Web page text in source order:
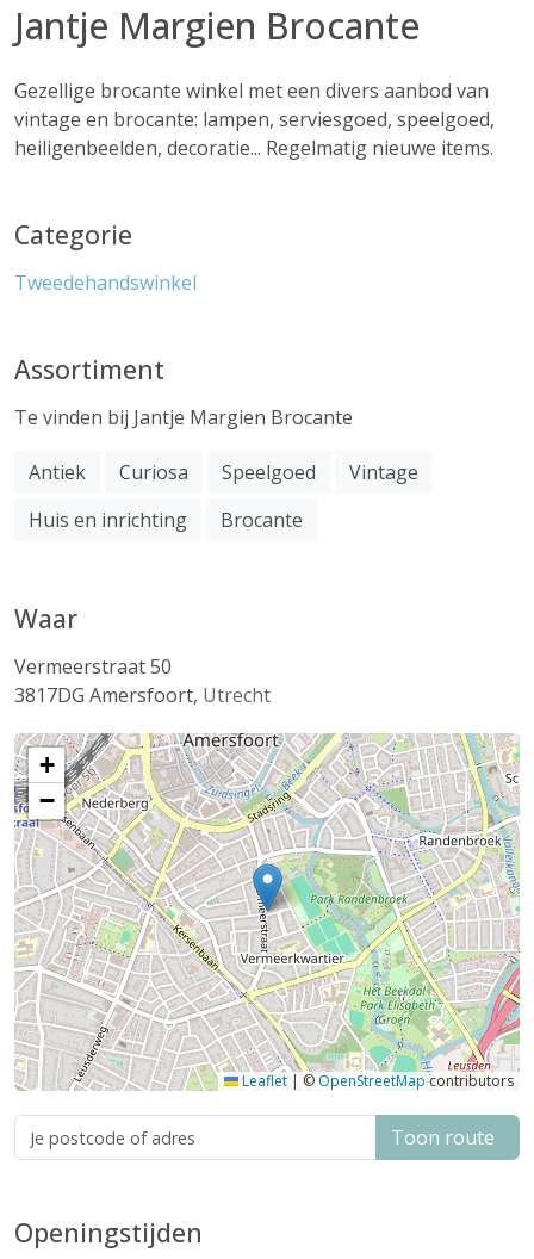
Jantje Margien Brocante
Gezellige brocante winkel met een divers aanbod van
vintage en brocante: lampen, serviesgoed, speelgoed,
heiligenbeelden, decoratie... Regelmatig nieuwe items.
Categorie
Tweedehandswinkel
Assortiment
Te vinden bij Jantje Margien Brocante
Antiek Curiosa Speelgoed
Vintage
Huis en inrichting
Brocante
Waar
Vermeerstraat 50
3817DG Amersfoort, Utrecht
+
−
Leaflet | ©OpenStreetMapcontributors
Toon route
Openingstijden